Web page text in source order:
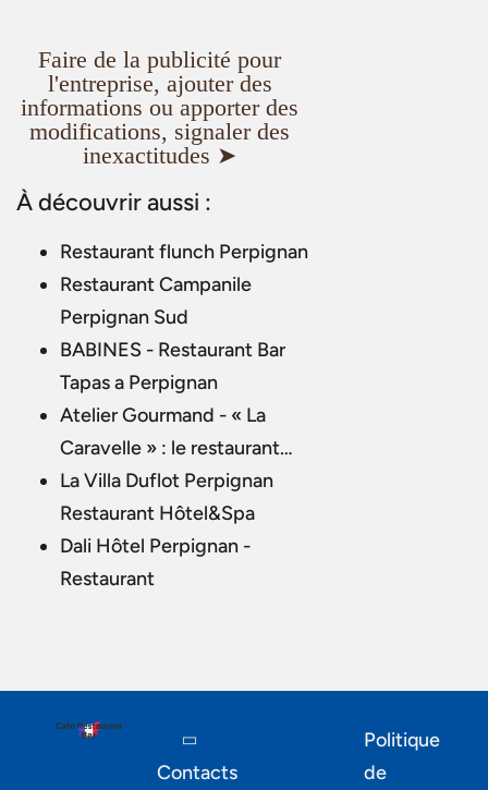
Faire de la publicité pour
l'entreprise, ajouter des
informations ou apporter des
modifications, signaler des
inexactitudes ➤
À découvrir aussi :
Restaurant flunch Perpignan
Restaurant Campanile
Perpignan Sud
BABINES - Restaurant Bar
Tapas a Perpignan
Atelier Gourmand - « La
Caravelle » : le restaurant…
La Villa Duflot Perpignan
Restaurant Hôtel&Spa
Dali Hôtel Perpignan -
Restaurant
Contacts
Politique
de